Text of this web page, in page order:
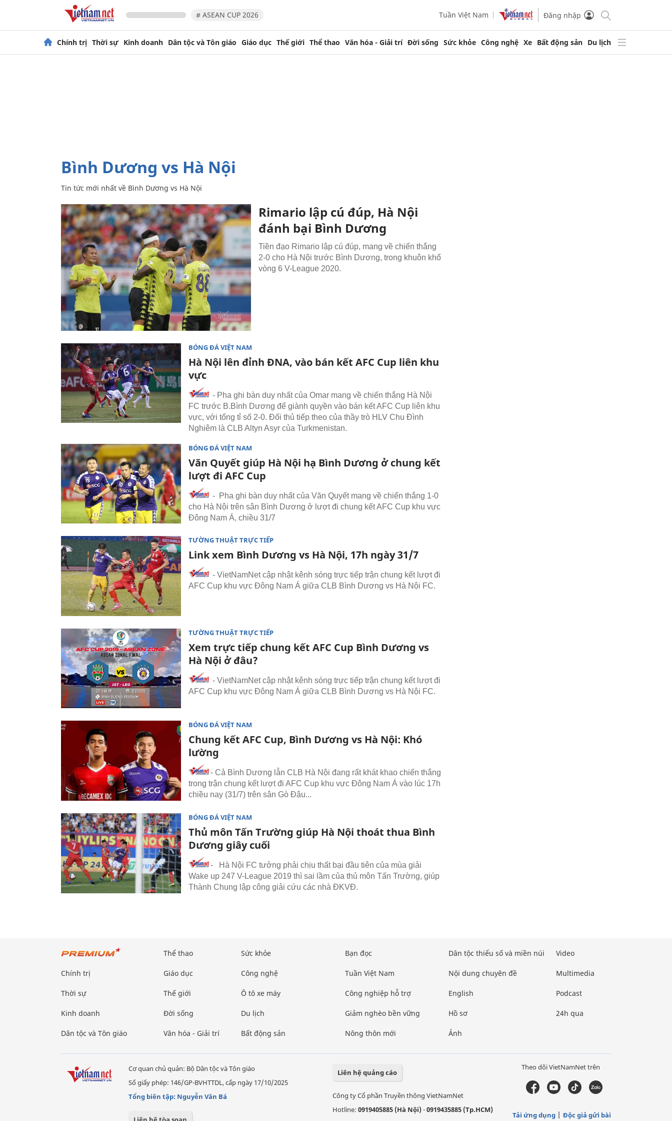
# ASEAN CUP 2026 Tuần Việt Nam Đăng nhập
Chính trị Thời sự Kinh doanh Dân tộc và Tôn giáo Giáo dục Thế giới Thể thao Văn hóa - Giải trí Đời sống Sức khỏe Công nghệ Xe Bất động sản Du lịch
Bình Dương vs Hà Nội
Tin tức mới nhất về Bình Dương vs Hà Nội
Rimario lập cú đúp, Hà Nội
đánh bại Bình Dương
Tiền đạo Rimario lập cú đúp, mang về chiến thắng
2-0 cho Hà Nội trước Bình Dương, trong khuôn khổ
vòng 6 V-League 2020.
BÓNG ĐÁ VIỆT NAM
Hà Nội lên đỉnh ĐNA, vào bán kết AFC Cup liên khu
vực
- Pha ghi bàn duy nhất của Omar mang về chiến thắng Hà Nội
FC trước B.Bình Dương để giành quyền vào bán kết AFC Cup liên khu
vực, với tổng tỉ số 2-0. Đối thủ tiếp theo của thầy trò HLV Chu Đình
Nghiêm là CLB Altyn Asyr của Turkmenistan.
BÓNG ĐÁ VIỆT NAM
Văn Quyết giúp Hà Nội hạ Bình Dương ở chung kết
lượt đi AFC Cup
- Pha ghi bàn duy nhất của Văn Quyết mang về chiến thắng 1-0
cho Hà Nội trên sân Bình Dương ở lượt đi chung kết AFC Cup khu vực
Đông Nam Á, chiều 31/7
TƯỜNG THUẬT TRỰC TIẾP
Link xem Bình Dương vs Hà Nội, 17h ngày 31/7
- VietNamNet cập nhật kênh sóng trực tiếp trận chung kết lượt đi
AFC Cup khu vực Đông Nam Á giữa CLB Bình Dương vs Hà Nội FC.
TƯỜNG THUẬT TRỰC TIẾP
Xem trực tiếp chung kết AFC Cup Bình Dương vs
Hà Nội ở đâu?
- VietNamNet cập nhật kênh sóng trực tiếp trận chung kết lượt đi
AFC Cup khu vực Đông Nam Á giữa CLB Bình Dương vs Hà Nội FC.
BÓNG ĐÁ VIỆT NAM
Chung kết AFC Cup, Bình Dương vs Hà Nội: Khó
lường
- Cả Bình Dương lẫn CLB Hà Nội đang rất khát khao chiến thắng
trong trận chung kết lượt đi AFC Cup khu vực Đông Nam Á vào lúc 17h
chiều nay (31/7) trên sân Gò Đậu...
BÓNG ĐÁ VIỆT NAM
Thủ môn Tấn Trường giúp Hà Nội thoát thua Bình
Dương giây cuối
- Hà Nội FC tưởng phải chịu thất bại đầu tiên của mùa giải
Wake up 247 V-League 2019 thì sai lầm của thủ môn Tấn Trường, giúp
Thành Chung lập công giải cứu các nhà ĐKVĐ.
Chính trị
Thời sự
Kinh doanh
Dân tộc và Tôn giáo
Thể thao
Giáo dục
Thế giới
Đời sống
Văn hóa - Giải trí
Sức khỏe
Công nghệ
Ô tô xe máy
Du lịch
Bất động sản
Bạn đọc
Tuần Việt Nam
Công nghiệp hỗ trợ
Giảm nghèo bền vững
Nông thôn mới
Dân tộc thiểu số và miền núi
Nội dung chuyên đề
English
Hồ sơ
Ảnh
Video
Multimedia
Podcast
24h qua
Cơ quan chủ quản: Bộ Dân tộc và Tôn giáo
Số giấy phép: 146/GP-BVHTTDL, cấp ngày 17/10/2025
Tổng biên tập: Nguyễn Văn Bá
Liên hệ quảng cáo
Công ty Cổ phần Truyền thông VietNamNet
Hotline: 0919405885 (Hà Nội)-0919435885 (Tp.HCM)
Theo dõi VietNamNet trên
Tải ứng dụng Độc giả gửi bài